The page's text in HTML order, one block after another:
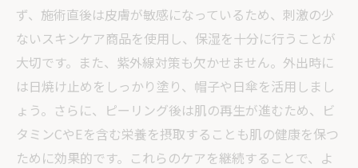
ず、施術直後は皮膚が敏感になっているため、刺激の少
ないスキンケア商品を使用し、保湿を十分に行うことが
大切です。また、紫外線対策も欠かせません。外出時に
は日焼け止めをしっかり塗り、帽子や日傘を活用しまし
ょう。さらに、ピーリング後は肌の再生が進むため、ビ
タミンCやEを含む栄養を摂取することも肌の健康を保つ
ために効果的です。これらのケアを継続することで、よ